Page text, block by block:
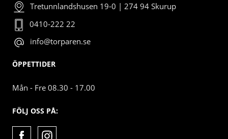
Tretunnlandshusen 19-0 | 274 94 Skurup
0410-222 22
info@torparen.se
ÖPPETTIDER
Mån - Fre 08.30 - 17.00
FÖLJ OSS PÅ: